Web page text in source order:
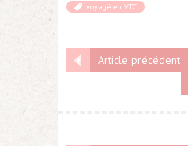
voyagé en VTC
Article précédent